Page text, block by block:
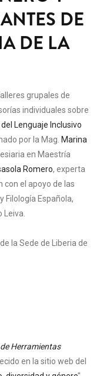
DE
DE LA
grupales de
individuales sobre
Lenguaje Inclusivo
por la Mag. Marina
en Maestría
Romero, experta
el apoyo de las
Filología Española,
Leiva.
la Sede de Liberia de
Herramientas
en la sitio web del